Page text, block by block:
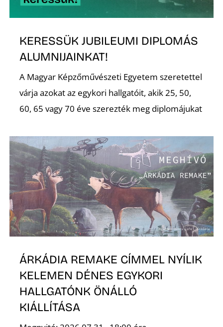
KERESSÜK JUBILEUMI DIPLOMÁS
ALUMNIJAINKAT!
A Magyar Képzőművészeti Egyetem szeretettel
várja azokat az egykori hallgatóit, akik 25, 50,
60, 65 vagy 70 éve szerezték meg diplomájukat
ÁRKÁDIA REMAKE CÍMMEL NYÍLIK
KELEMEN DÉNES EGYKORI
HALLGATÓNK ÖNÁLLÓ
KIÁLLÍTÁSA